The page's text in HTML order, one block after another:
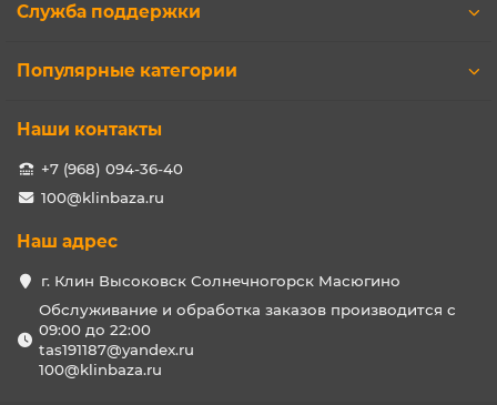
Служба поддержки
Популярные категории
Наши контакты
+7 (968) 094-36-40
100@klinbaza.ru
Наш адрес
г. Клин Высоковск Солнечногорск Масюгино
Обслуживание и обработка заказов производится с
09:00 до 22:00
tas191187@yandex.ru
100@klinbaza.ru